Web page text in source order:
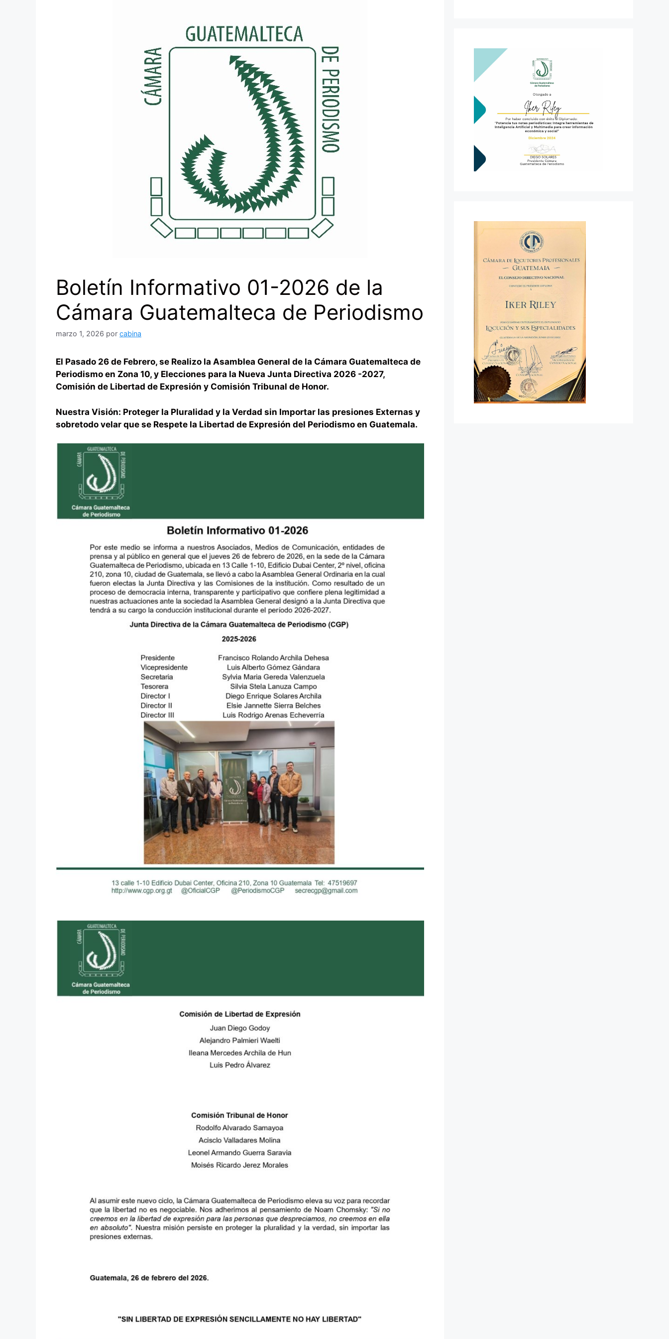
Boletín Informativo 01-2026 de la
Cámara Guatemalteca de Periodismo
marzo 1, 2026 por cabina
El Pasado 26 de Febrero, se Realizo la Asamblea General de la Cámara Guatemalteca de
Periodismo en Zona 10, y Elecciones para la Nueva Junta Directiva 2026 -2027,
Comisión de Libertad de Expresión y Comisión Tribunal de Honor.
Nuestra Visión: Proteger la Pluralidad y la Verdad sin Importar las presiones Externas y
sobretodo velar que se Respete la Libertad de Expresión del Periodismo en Guatemala.